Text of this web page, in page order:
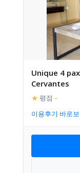
Unique 4
Cervantes
★ 평점 –
이용후기 바로